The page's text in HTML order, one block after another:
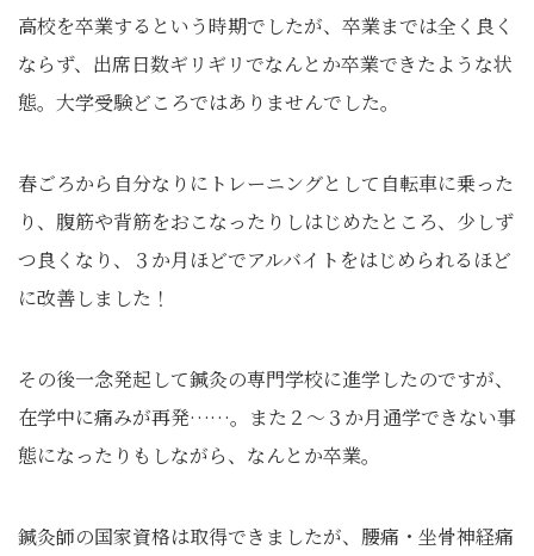
高校を卒業するという時期でしたが、卒業までは全く良く
ならず、出席日数ギリギリでなんとか卒業できたような状
態。大学受験どころではありませんでした。
春ごろから自分なりにトレーニングとして自転車に乗った
り、腹筋や背筋をおこなったりしはじめたところ、少しず
つ良くなり、３か月ほどでアルバイトをはじめられるほど
に改善しました！
その後一念発起して鍼灸の専門学校に進学したのですが、
在学中に痛みが再発……。また２～３か月通学できない事
態になったりもしながら、なんとか卒業。
鍼灸師の国家資格は取得できましたが、腰痛・坐骨神経痛